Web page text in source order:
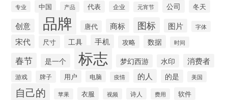
专业 中国 产品 代表 企业 元宵节 公司 冬天
创意 品牌 唐代 商标 图标 图片 字体
宋代 尺寸 工具 手机 攻略 数据 时间
春节 是一个 标志 梦幻西游 水印 消费者
游戏 牌子 用户 电脑 疫情 的人 的是 美国
自己的 苹果 衣服 视频 诗人 费用 软件